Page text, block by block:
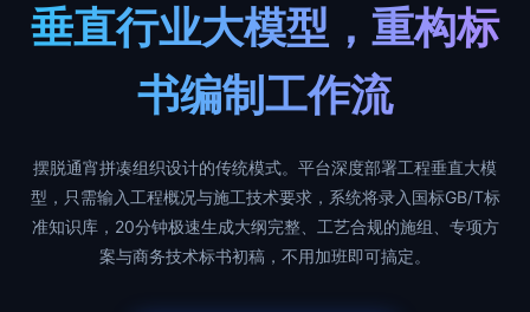
垂直行业大模型，重构标
书编制工作流
摆脱通宵拼凑组织设计的传统模式。平台深度部署工程垂直大模
型，只需输入工程概况与施工技术要求，系统将录入国标GB/T标
准知识库，20分钟极速生成大纲完整、工艺合规的施组、专项方
案与商务技术标书初稿，不用加班即可搞定。